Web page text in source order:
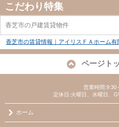
こだわり特集
香芝市の戸建賃貸物件
香芝市の賃貸情報｜アイリスＦＡホーム有
ページト
営業時間:9:30
定休日:火曜日、水曜日、
ホーム